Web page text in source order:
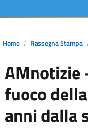
Home Rassegna Stampa
AMnotizie
fuoco
anni dalla